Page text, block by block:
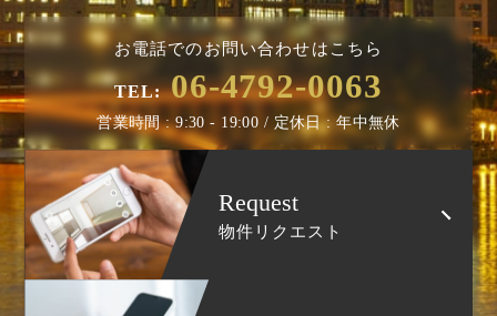
お電話でのお問い合わせはこちら
TEL: 06-4792-0063
営業時間 : 9:30 - 19:00 / 定休日 : 年中無休
Request
物件リクエスト